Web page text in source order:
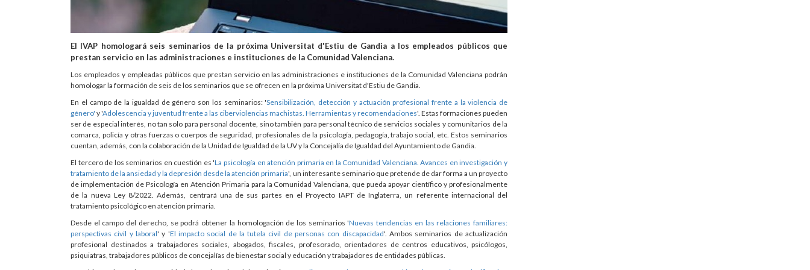
El IVAP homologará seis seminarios de la próxima Universitat d'Estiu de Gandia a los empleados públicos que
prestan servicio en las administraciones e instituciones de la Comunidad Valenciana.
Los empleados y empleadas públicos que prestan servicio en las administraciones e instituciones de la Comunidad Valenciana podrán
homologar la formación de seis de los seminarios que se ofrecen en la próxima Universitat d'Estiu de Gandia.
En el campo de la igualdad de género son los seminarios: 'Sensibilización, detección y actuación profesional frente a la violencia de
género' y 'Adolescencia y juventud frente a las ciberviolencias machistas. Herramientas y recomendaciones'. Estas formaciones pueden
ser de especial interés, no tan solo para personal docente, sino también para personal técnico de servicios sociales y comunitarios de la
comarca, policía y otras fuerzas o cuerpos de seguridad, profesionales de la psicología, pedagogía, trabajo social, etc. Estos seminarios
cuentan, además, con la colaboración de la Unidad de Igualdad de la UV y la Concejalía de Igualdad del Ayuntamiento de Gandia.
El tercero de los seminarios en cuestión es 'La psicología en atención primaria en la Comunidad Valenciana. Avances en investigación y
tratamiento de la ansiedad y la depresión desde la atención primaria', un interesante seminario que pretende de dar forma a un proyecto
de implementación de Psicología en Atención Primaria para la Comunidad Valenciana, que pueda apoyar científico y profesionalmente
de la nueva Ley 8/2022. Además, centrará una de sus partes en el Proyecto IAPT de Inglaterra, un referente internacional del
tratamiento psicológico en atención primaria.
Desde el campo del derecho, se podrá obtener la homologación de los seminarios 'Nuevas tendencias en las relaciones familiares:
perspectivas civil y laboral' y 'El impacto social de la tutela civil de personas con discapacidad'. Ambos seminarios de actualización
profesional destinados a trabajadores sociales, abogados, fiscales, profesorado, orientadores de centros educativos, psicólogos,
psiquiatras, trabajadores públicos de concejalías de bienestar social y educación y trabajadores de entidades públicas.